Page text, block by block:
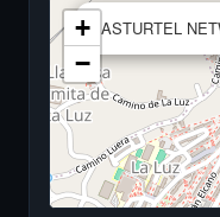
ASTURTEL
+
−